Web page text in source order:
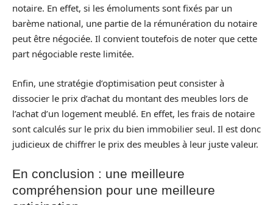
notaire. En effet, si les émoluments sont fixés par un
barème national, une partie de la rémunération du notaire
peut être négociée. Il convient toutefois de noter que cette
part négociable reste limitée.
Enfin, une stratégie d’optimisation peut consister à
dissocier le prix d’achat du montant des meubles lors de
l’achat d’un logement meublé. En effet, les frais de notaire
sont calculés sur le prix du bien immobilier seul. Il est donc
judicieux de chiffrer le prix des meubles à leur juste valeur.
En conclusion : une meilleure
compréhension pour une meilleure